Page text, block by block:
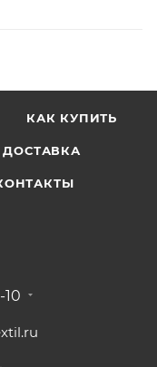
КАК КУПИТЬ
ДОСТАВКА